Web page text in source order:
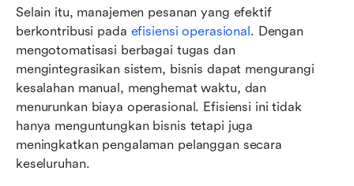
Selain itu, manajemen pesanan yang efektif
berkontribusi pada efisiensi operasional. Dengan
mengotomatisasi berbagai tugas dan
mengintegrasikan sistem, bisnis dapat mengurangi
kesalahan manual, menghemat waktu, dan
menurunkan biaya operasional. Efisiensi ini tidak
hanya menguntungkan bisnis tetapi juga
meningkatkan pengalaman pelanggan secara
keseluruhan.